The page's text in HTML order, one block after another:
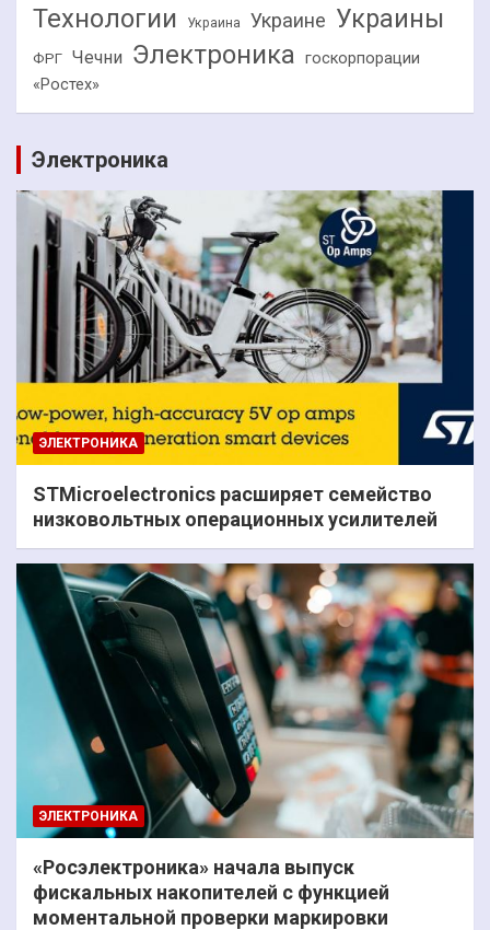
Технологии Украина Украине Украины
ФРГ Чечни Электроника госкорпорации
«Ростех»
Электроника
ЭЛЕКТРОНИКА
STMicroelectronics расширяет семейство
низковольтных операционных усилителей
ЭЛЕКТРОНИКА
«Росэлектроника» начала выпуск
фискальных накопителей с функцией
моментальной проверки маркировки